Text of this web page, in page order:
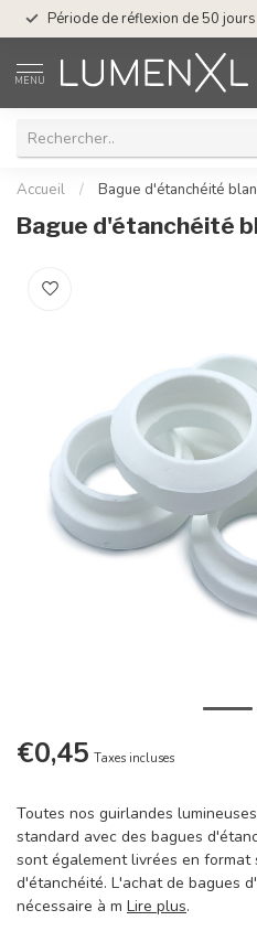
Période de réflexion de 50 jours
MENU
Accueil / Bague d'étanchéité
Bague d'étanchéité
€0,45 Taxes incluses
Toutes nos guirlandes
standard avec des bagues
sont également livrées en format
d'étanchéité. L'achat de bagues
nécessaire à m Lire plus.